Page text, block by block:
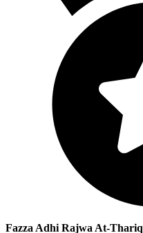
Fazza Adhi Rajwa At-Thariq